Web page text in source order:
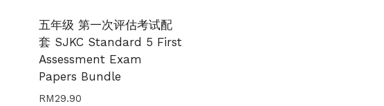
五年级 第一次评估考试配
套 SJKC Standard 5 First
Assessment Exam
Papers Bundle
RM29.90